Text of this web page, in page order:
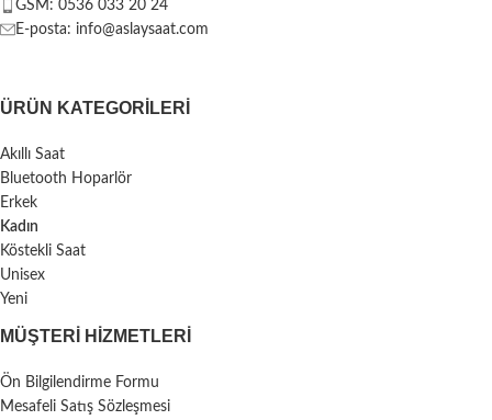
GSM: 0536 033 20 24
E-posta: info@aslaysaat.com
ÜRÜN KATEGORILERI
Akıllı Saat
Bluetooth Hoparlör
Erkek
Kadın
Köstekli Saat
Unisex
Yeni
MÜŞTERI HIZMETLERI
Ön Bilgilendirme Formu
Mesafeli Satış Sözleşmesi